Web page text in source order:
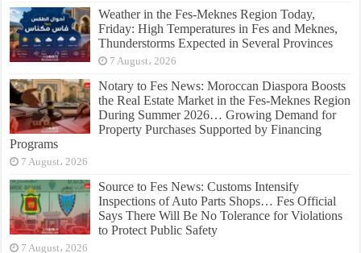
Weather in the Fes-Meknes Region Today,
Friday: High Temperatures in Fes and Meknes,
Thunderstorms Expected in Several Provinces
7 August، 2026
Notary to Fes News: Moroccan Diaspora Boosts
the Real Estate Market in the Fes-Meknes Region
During Summer 2026… Growing Demand for
Property Purchases Supported by Financing
Programs
7 August، 2026
Source to Fes News: Customs Intensify
Inspections of Auto Parts Shops… Fes Official
Says There Will Be No Tolerance for Violations
to Protect Public Safety
7 August، 2026